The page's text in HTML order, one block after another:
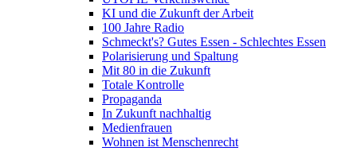
KI und die Zukunft der Arbeit
100 Jahre Radio
Schmeckt's? Gutes Essen - Schlechtes Essen
Polarisierung und Spaltung
Mit 80 in die Zukunft
Totale Kontrolle
Propaganda
In Zukunft nachhaltig
Medienfrauen
Wohnen ist Menschenrecht